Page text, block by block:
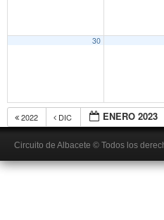
30
2022 DIC ENERO 2023
Circuito de Albacete © Todos los